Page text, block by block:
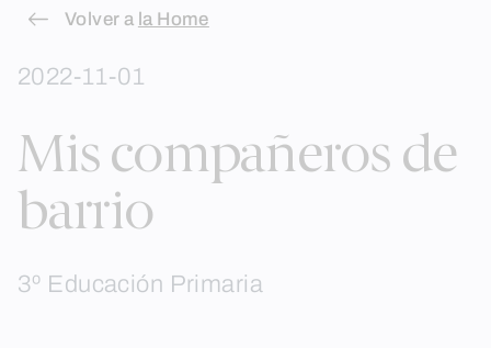
Skip
content
Volver a la Home
2022-11-01
Mis compañeros de
barrio
3º Educación Primaria